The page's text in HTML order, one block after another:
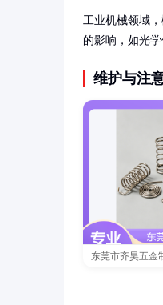
工业机械领域
的影响，如光学
维护与注
东莞市齐昊五金